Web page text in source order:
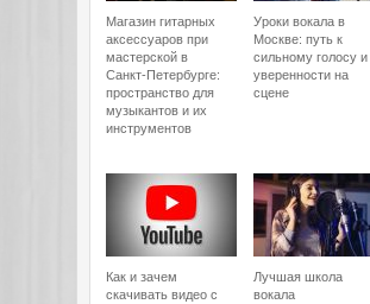
Магазин гитарных
аксессуаров при
мастерской в
Санкт-Петербурге:
пространство для
музыкантов и их
инструментов
Уроки вокала в
Москве: путь к
сильному голосу и
уверенности на
сцене
Как и зачем
скачивать видео с
Лучшая школа
вокала